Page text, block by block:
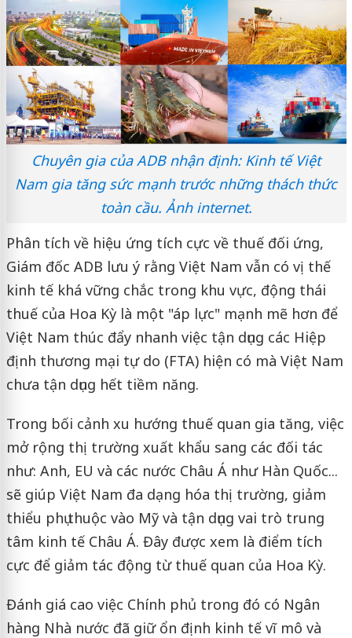
Chuyên gia của ADB nhận định: Kinh tế Việt
Nam gia tăng sức mạnh trước những thách thức
toàn cầu. Ảnh internet.
Phân tích về hiệu ứng tích cực về thuế đối ứng,
Giám đốc ADB lưu ý rằng Việt Nam vẫn có vị thế
kinh tế khá vững chắc trong khu vực, động thái
thuế của Hoa Kỳ là một "áp lực" mạnh mẽ hơn để
Việt Nam thúc đẩy nhanh việc tận dụng các Hiệp
định thương mại tự do (FTA) hiện có mà Việt Nam
chưa tận dụng hết tiềm năng.
Trong bối cảnh xu hướng thuế quan gia tăng, việc
mở rộng thị trường xuất khẩu sang các đối tác
như: Anh, EU và các nước Châu Á như Hàn Quốc...
sẽ giúp Việt Nam đa dạng hóa thị trường, giảm
thiểu phụ thuộc vào Mỹ và tận dụng vai trò trung
tâm kinh tế Châu Á. Đây được xem là điểm tích
cực để giảm tác động từ thuế quan của Hoa Kỳ.
Đánh giá cao việc Chính phủ trong đó có Ngân
hàng Nhà nước đã giữ ổn định kinh tế vĩ mô và